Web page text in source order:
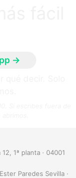
→
1ª planta · 04001
Paredes Sevilla ·